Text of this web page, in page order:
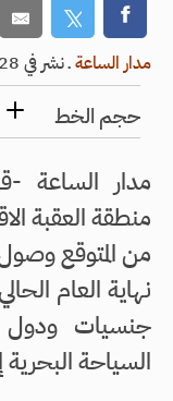
مدار الساعةـنشر في 2026/05/28 الساعة 17:07
حجم الخط
مدار الساعة
منطقة العقبة
نهاية العام
جنسيات ودول
السياحة البحرية